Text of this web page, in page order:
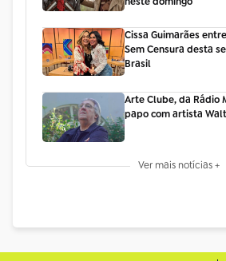
Cissa Guimarães
Sem Censura desta
Brasil
Arte Clube, da Rádio
papo com artista
Ver mais notícias +